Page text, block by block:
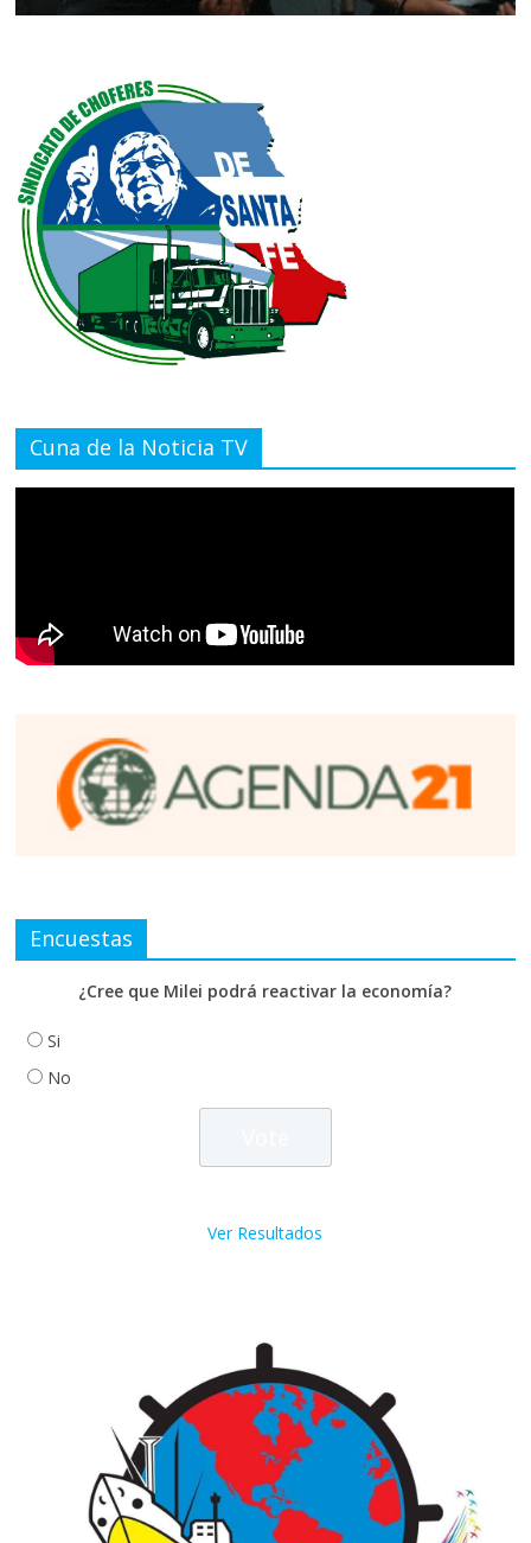
Cuna de la Noticia TV
Encuestas
¿Cree que Milei podrá reactivar la economía?
Si
No
Ver Resultados